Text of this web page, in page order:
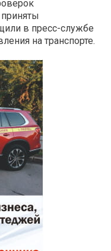
в пресс-службе
на транспорте.